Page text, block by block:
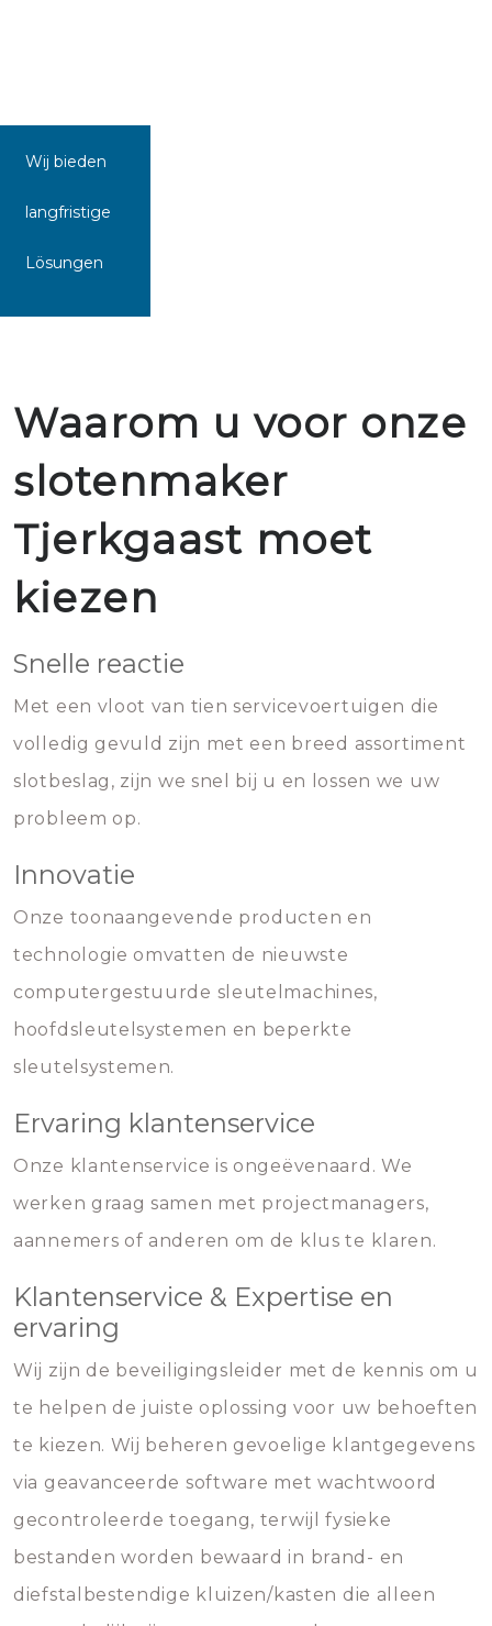
Wij bieden
langfristige
Lösungen
Waarom u voor onze
slotenmaker
Tjerkgaast moet
kiezen
Snelle reactie
Met een vloot van tien servicevoertuigen die
volledig gevuld zijn met een breed assortiment
slotbeslag, zijn we snel bij u en lossen we uw
probleem op.
Innovatie
Onze toonaangevende producten en
technologie omvatten de nieuwste
computergestuurde sleutelmachines,
hoofdsleutelsystemen en beperkte
sleutelsystemen.
Ervaring klantenservice
Onze klantenservice is ongeëvenaard. We
werken graag samen met projectmanagers,
aannemers of anderen om de klus te klaren.
Klantenservice & Expertise en
ervaring
Wij zijn de beveiligingsleider met de kennis om u
te helpen de juiste oplossing voor uw behoeften
te kiezen. Wij beheren gevoelige klantgegevens
via geavanceerde software met wachtwoord
gecontroleerde toegang, terwijl fysieke
bestanden worden bewaard in brand- en
diefstalbestendige kluizen/kasten die alleen